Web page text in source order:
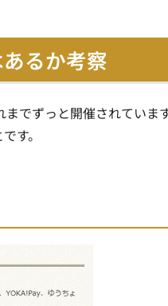
るか考察
でずっと開催されていま
す。